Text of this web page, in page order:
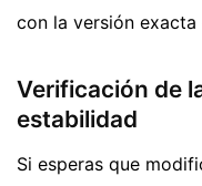
con la versión
Verificación de
estabilidad
Si esperas que